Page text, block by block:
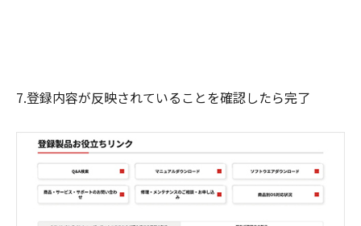
7.登録内容が反映されていることを確認したら完了